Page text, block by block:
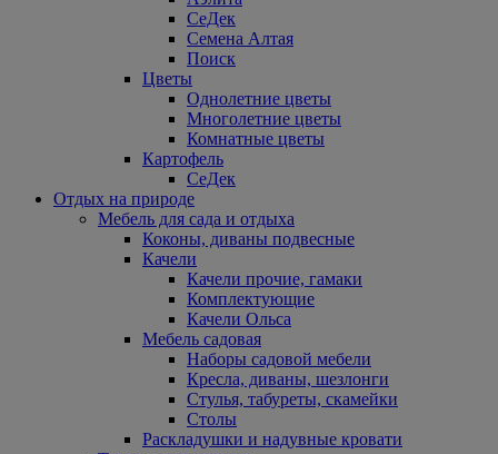
СеДек
Семена Алтая
Поиск
Цветы
Однолетние цветы
Многолетние цветы
Комнатные цветы
Картофель
СеДек
Отдых на природе
Мебель для сада и отдыха
Коконы, диваны подвесные
Качели
Качели прочие, гамаки
Комплектующие
Качели Ольса
Мебель садовая
Наборы садовой мебели
Кресла, диваны, шезлонги
Стулья, табуреты, скамейки
Столы
Раскладушки и надувные кровати